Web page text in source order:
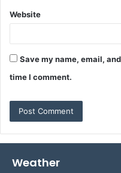
Website
Save my name, email,
time I comment.
Weather